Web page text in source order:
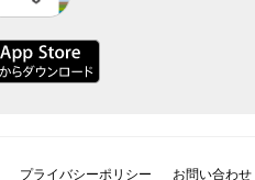
プライバシーポリシー お問い合わせ